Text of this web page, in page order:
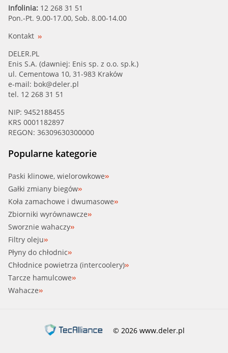
Infolinia: 12 268 31 51
Pon.-Pt. 9.00-17.00, Sob. 8.00-14.00
Kontakt
DELER.PL
Enis S.A. (dawniej: Enis sp. z o.o. sp.k.)
ul. Cementowa 10, 31-983 Kraków
e-mail: bok@deler.pl
tel. 12 268 31 51
NIP: 9452188455
KRS 0001182897
REGON: 36309630300000
Popularne kategorie
Paski klinowe, wielorowkowe
Gałki zmiany biegów
Koła zamachowe i dwumasowe
Zbiorniki wyrównawcze
Sworznie wahaczy
Filtry oleju
Płyny do chłodnic
Chłodnice powietrza (intercoolery)
Tarcze hamulcowe
Wahacze
© 2026 www.deler.pl